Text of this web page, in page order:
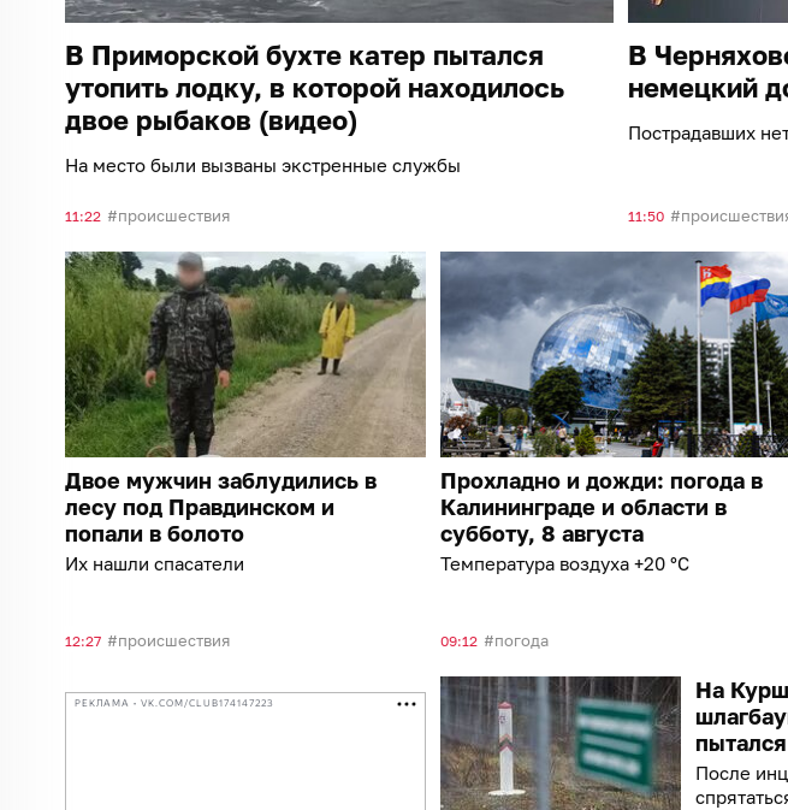
В Приморской бухте катер пытался
утопить лодку, в которой находилось
двое рыбаков (видео)
На место были вызваны экстренные службы
11:22 происшествия
В
немецкий
Пострадавших
11:50
Двое мужчин заблудились в
лесу под Правдинском и
попали в болото
Их нашли спасатели
12:27 происшествия
Прохладно и дожди: погода в
Калининграде и области в
субботу, 8 августа
Температура воздуха +20 °С
09:12 погода
РЕКЛАМА • VK.COM/CLUB174147223
На
После